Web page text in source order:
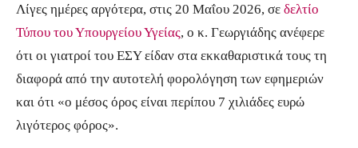
Λίγες ημέρες αργότερα, στις 20 Μαΐου 2026, σε δελτίο
Τύπου του Υπουργείου Υγείας, ο κ. Γεωργιάδης ανέφερε
ότι οι γιατροί του ΕΣΥ είδαν στα εκκαθαριστικά τους τη
διαφορά από την αυτοτελή φορολόγηση των εφημεριών
και ότι «ο μέσος όρος είναι περίπου 7 χιλιάδες ευρώ
λιγότερος φόρος».